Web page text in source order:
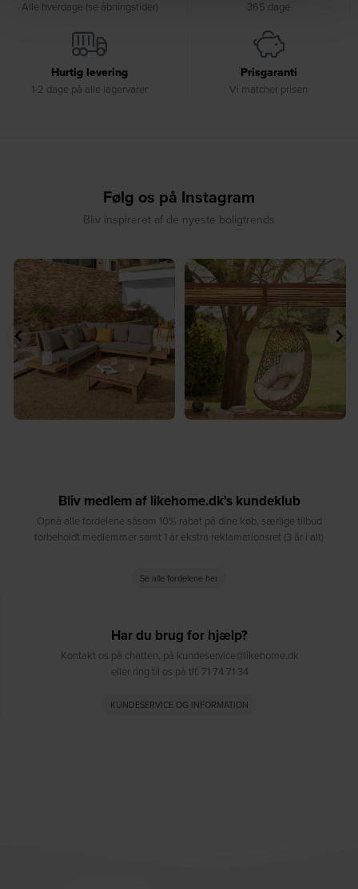
Alle hverdage (se åbningstider) 365 dage
Hurtig levering
1-2 dage på alle lagervarer
Prisgaranti
Vi matcher prisen
Følg os på Instagram
Bliv inspireret af de nyeste boligtrends
☀️ Sommerens naturlige
samlingspunkt⁠
7 0
☀️ Find dit yndlingssted denne
sommer⁠
7 0
Bliv medlem af likehome.dk's kundeklub
Opnå alle fordelene såsom 10% rabat på dine køb, særlige tilbud
forbeholdt medlemmer samt 1 år ekstra reklamationsret (3 år i alt)
Se alle fordelene her
Har du brug for hjælp?
Kontakt os på chatten, på kundeservice@likehome.dk
eller ring til os på tlf. 71 74 71 34
KUNDESERVICE OG INFORMATION